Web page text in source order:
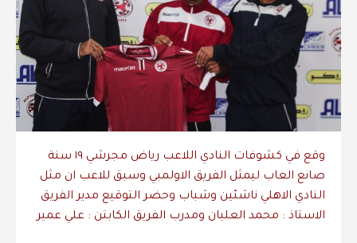
وقع في كشوفات النادي اللاعب رياض مجرشي ١٩ سنة
صانع العاب ليمثل الفريق الاولمبي وسبق للاعب ان مثل
النادي الاهلي ناشئين وشباب وحضر التوقيع مدير الفريق
الاستاذ : محمد العليان ومدرب الفريق الكابتن : علي عمير